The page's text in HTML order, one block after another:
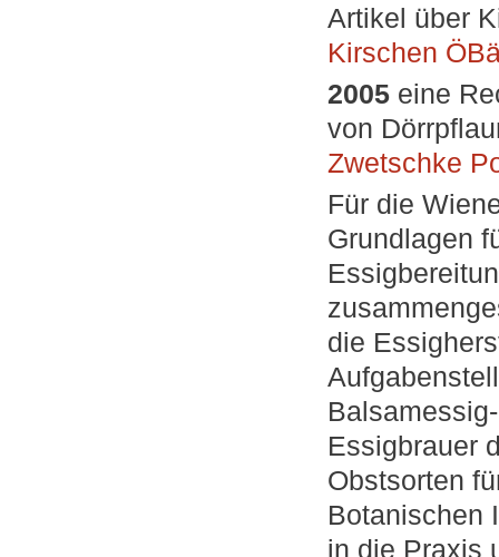
Artikel über
Kirschen
2005 eine
von
Zwetschke
Für die
Grundlagen
die
Essigbrauer
Obstsorten
Botanischen
in die Praxis